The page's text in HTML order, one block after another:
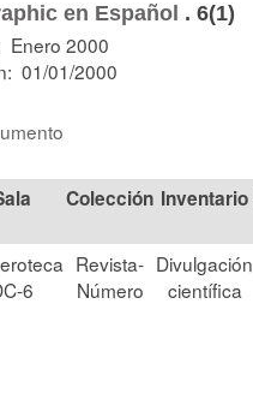
en Español . 6(1)
Enero 2000
01/01/2000
Colección
6
Revista-
Número
Divulgación
científica